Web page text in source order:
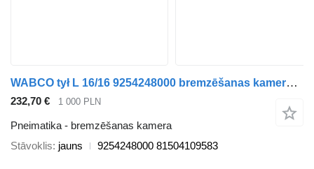
WABCO tył L 16/16 9254248000 bremzēšanas kamera paredzēts MAN FOC, L2000, M 2000 L, TGL vilcēja
232,70 € 1 000 PLN
Pneimatika - bremzēšanas kamera
Stāvoklis jauns 9254248000 81504109583